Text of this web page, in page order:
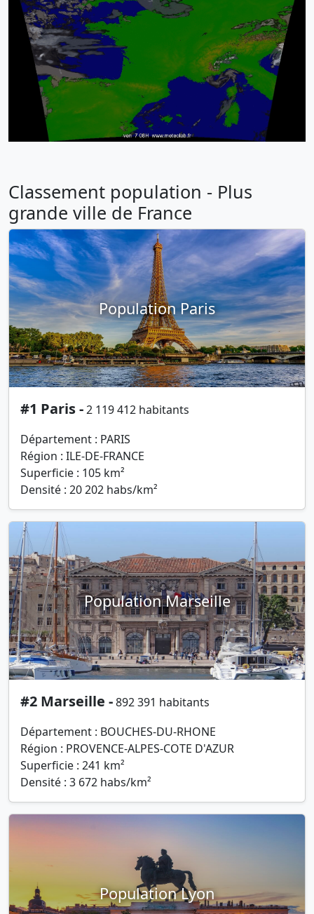
Classement population - Plus
grande ville de France
Population Paris
#1 Paris -2 119 412 habitants
Département : PARIS
Région : ILE-DE-FRANCE
Superficie : 105 km²
Densité : 20 202 habs/km²
Population Marseille
#2 Marseille -892 391 habitants
Département : BOUCHES-DU-RHONE
Région : PROVENCE-ALPES-COTE D'AZUR
Superficie : 241 km²
Densité : 3 672 habs/km²
Population Lyon